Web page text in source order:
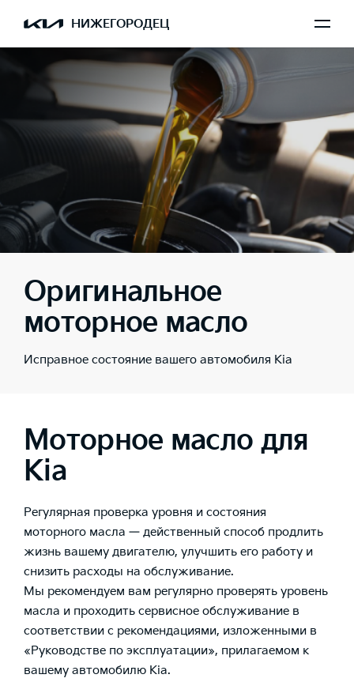
НИЖЕГОРОДЕЦ
Оригинальное
моторное масло
Исправное состояние вашего автомобиля Kia
Моторное масло для
Kia
Регулярная проверка уровня и состояния
моторного масла — действенный способ продлить
жизнь вашему двигателю, улучшить его работу и
снизить расходы на обслуживание.
Мы рекомендуем вам регулярно проверять уровень
масла и проходить сервисное обслуживание в
соответствии с рекомендациями, изложенными в
«Руководстве по эксплуатации», прилагаемом к
вашему автомобилю Kia.